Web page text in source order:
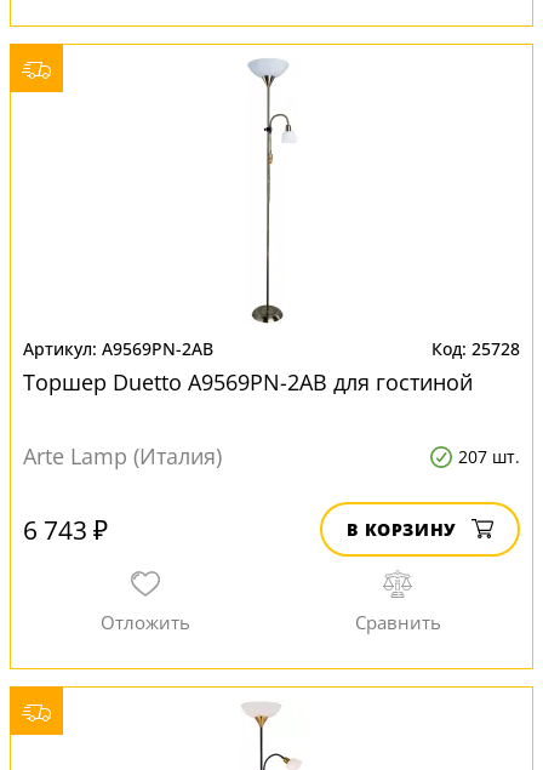
A9569PN-2AB 25728
Торшер Duetto A9569PN-2AB для гостиной
Arte Lamp (Италия) 207 шт.
6 743 ₽ В КОРЗИНУ